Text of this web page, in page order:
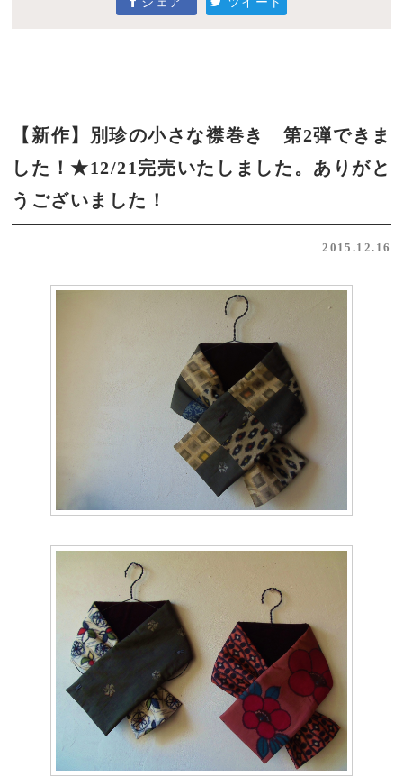
【新作】別珍の小さな襟巻き 第2弾できま
した！★12/21完売いたしました。ありがと
うございました！
2015.12.16